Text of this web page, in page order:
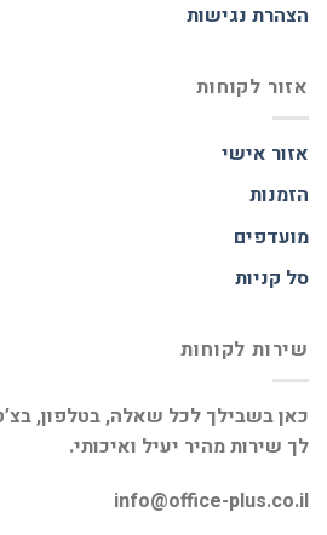
הצהרת נגישות
אזור לקוחות
אזור אישי
הזמנות
מועדפים
סל קניות
שירות לקוחות
כאן בשבילך לכל שאלה, בטלפון,
לך שירות מהיר יעיל ואיכותי.
info@office-plus.co.il